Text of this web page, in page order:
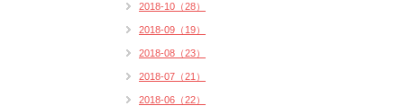
2018-10（28）
2018-09（19）
2018-08（23）
2018-07（21）
2018-06（22）